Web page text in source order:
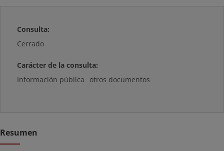
Consulta:
Cerrado
Carácter de la consulta:
Información pública_ otros documentos
Resumen